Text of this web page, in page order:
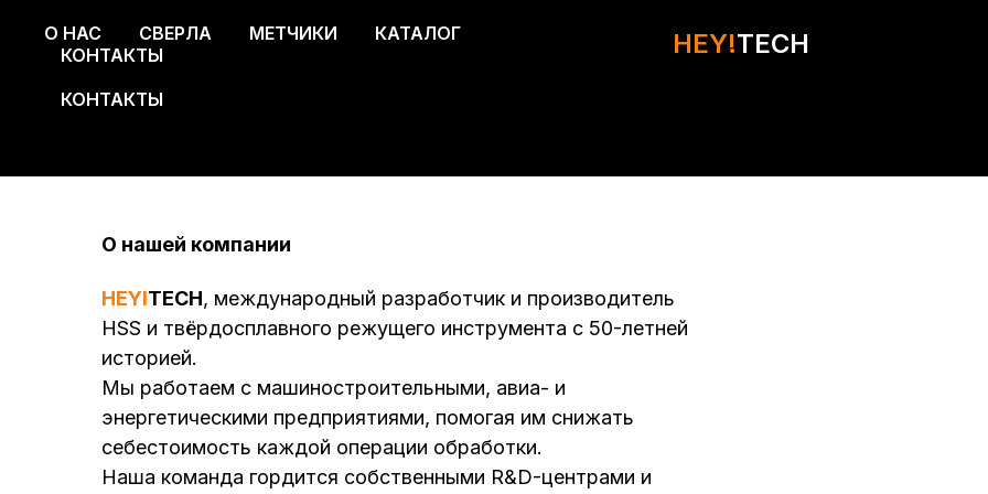
HEY!TECH
СВЕРЛА
МЕТЧИКИ
КОНТАКТЫ
О нашей компании
HEYITECH, международный разработчик и производитель
HSS и твёрдосплавного режущего инструмента с 50-летней
историей.
Мы работаем с машиностроительными, авиа- и
энергетическими предприятиями, помогая им снижать
себестоимость каждой операции обработки.
Наша команда гордится собственными R&D-центрами и
HEY!TECH
О НАС СВЕРЛА МЕТЧИКИ
КАТАЛОГ
КОНТАКТЫ